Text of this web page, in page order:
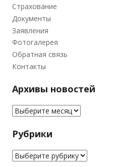
Страхование
Документы
Заявления
Фотогалерея
Обратная связь
Контакты
Архивы новостей
Архивы новостей
Рубрики
Рубрики